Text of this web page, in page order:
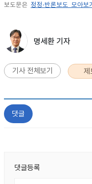
보도문은 정정·반론보도 모아보기
명세환 기자
기사 전체보기 제
댓글
댓글등록